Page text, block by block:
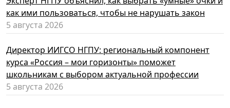
как ими пользоваться, чтобы не нарушать закон
5 августа 2026
Директор ИИГСО НГПУ: региональный компонент
курса «Россия – мои горизонты» поможет
школьникам с выбором актуальной профессии
5 августа 2026